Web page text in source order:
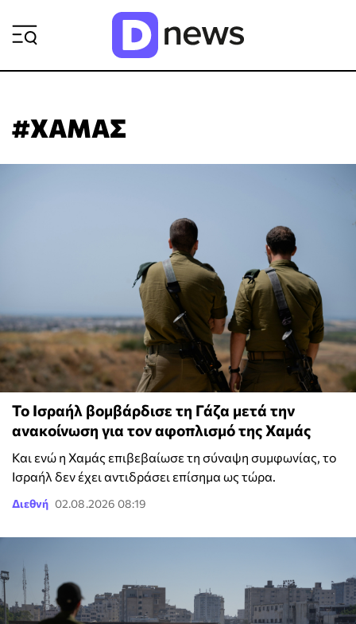
#ΧΑΜΑΣ
Το Ισραήλ βομβάρδισε τη Γάζα μετά την
ανακοίνωση για τον αφοπλισμό της Χαμάς
Και ενώ η Χαμάς επιβεβαίωσε τη σύναψη συμφωνίας, το
Ισραήλ δεν έχει αντιδράσει επίσημα ως τώρα.
Διεθνή 02.08.2026 08:19